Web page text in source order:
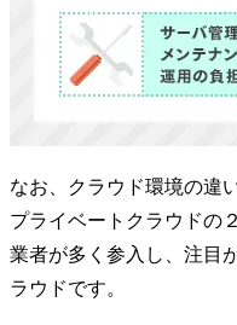
なお、クラウド環境の違
プライベートクラウドの
業者が多く参入し、注目
ラウドです。